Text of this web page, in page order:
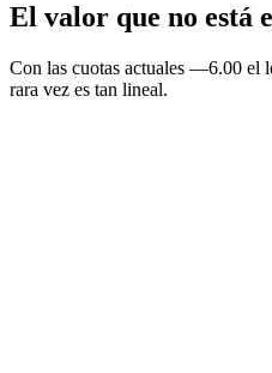
El valor que no está
Con las cuotas actuales —6.00 el
rara vez es tan lineal.